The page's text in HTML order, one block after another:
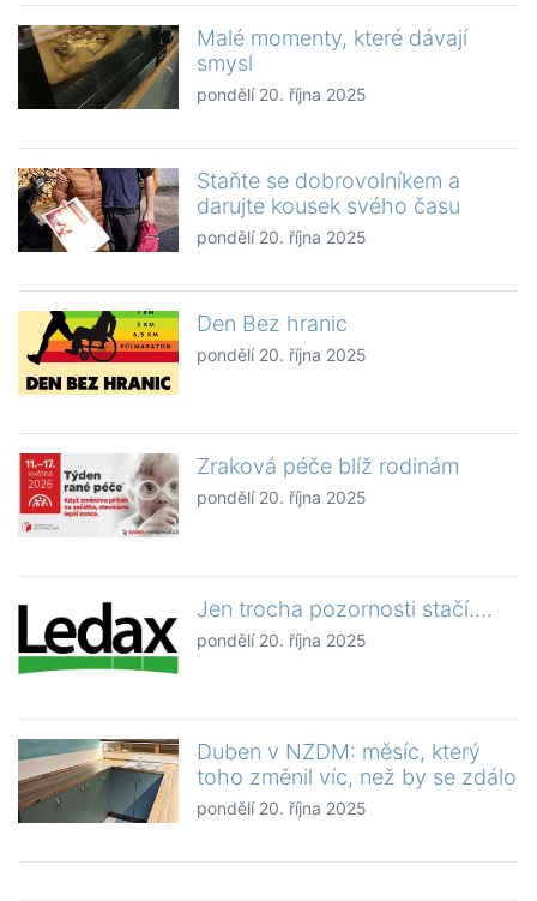
Malé momenty, které dávají
smysl
pondělí 20. října 2025
Staňte se dobrovolníkem a
darujte kousek svého času
pondělí 20. října 2025
Den Bez hranic
pondělí 20. října 2025
Zraková péče blíž rodinám
pondělí 20. října 2025
Jen trocha pozornosti stačí….
pondělí 20. října 2025
Duben v NZDM: měsíc, který
toho změnil víc, než by se zdálo
pondělí 20. října 2025